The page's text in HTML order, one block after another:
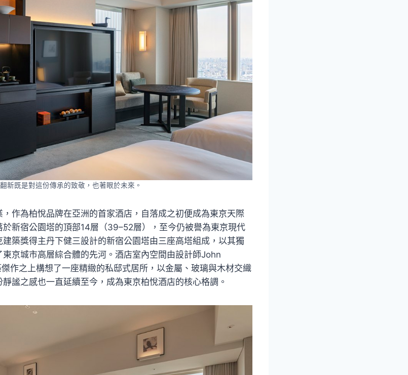
新既是對這份傳承的致敬，也著眼於未來。
作為柏悅品牌在亞洲的首家酒店，自落成之初便成為東京天際
新宿公園塔的頂部14層（39–52層），至今仍被譽為東京現代
築獎得主丹下健三設計的新宿公園塔由三座高塔組成，以其獨
京城市高層綜合體的先河。酒店室內空間由設計師John
作之上構想了一座精緻的私邸式居所，以金屬、玻璃與木材交織
謐之感也一直延續至今，成為東京柏悅酒店的核心格調。